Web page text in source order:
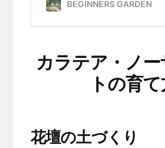
カラテア・ノ
トの育
花壇の土づくり